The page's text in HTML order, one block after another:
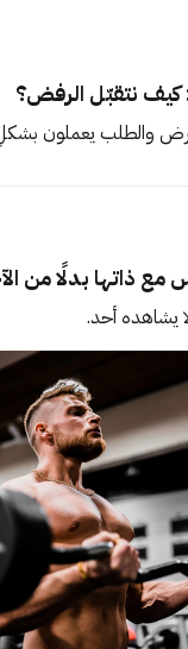
نتقبّل الرفض؟
والطلب يعملون
مع ذاتها بدلًا من
يشاهده أحد.